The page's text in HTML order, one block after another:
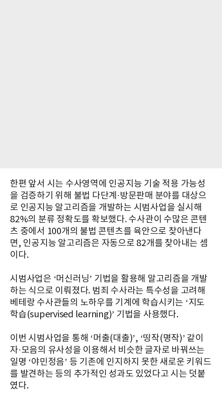
한편 앞서 시는 수사영역에 인공지능 기술 적용 가능성
을 검증하기 위해 불법 다단계·방문판매 분야를 대상으
로 인공지능 알고리즘을 개발하는 시범사업을 실시해
82%의 분류 정확도를 확보했다. 수사관이 수많은 콘텐
츠 중에서 100개의 불법 콘텐츠를 육안으로 찾아낸다
면, 인공지능 알고리즘은 자동으로 82개를 찾아내는 셈
이다.
시범사업은 ‘머신러닝’ 기법을 활용해 알고리즘을 개발
하는 식으로 이뤄졌다. 범죄 수사라는 특수성을 고려해
베테랑 수사관들의 노하우를 기계에 학습시키는 ‘지도
학습(supervised learning)’ 기법을 사용했다.
이번 시범사업을 통해 ‘머출(대출)’, ‘띵작(명작)’ 같이
자·모음의 유사성을 이용해서 비슷한 글자로 바꿔쓰는
일명 ‘야민정음’ 등 기존에 인지하지 못한 새로운 키워드
를 발견하는 등의 추가적인 성과도 있었다고 시는 덧붙
였다.